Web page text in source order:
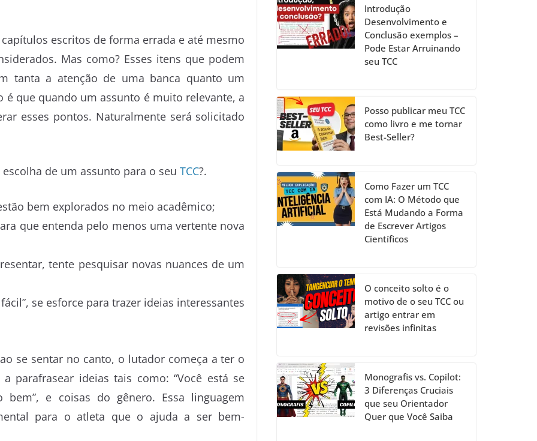
escritos de forma errada e até mesmo
Mas como? Esses itens que podem
tanta a atenção de uma banca quanto um
é que quando um assunto é muito relevante, a
esses pontos. Naturalmente será solicitado
de um assunto para o seu TCC?.
bem explorados no meio acadêmico;
que entenda pelo menos uma vertente nova
tente pesquisar novas nuances de um
se esforce para trazer ideias interessantes
se sentar no canto, o lutador começa a ter o
parafrasear ideias tais como: “Você está se
bem”, e coisas do gênero. Essa linguagem
para o atleta que o ajuda a ser bem-
a
n
n
el
Introdução
Desenvolvimento e
Conclusão exemplos –
Pode Estar Arruinando
seu TCC
Posso publicar meu TCC
como livro e me tornar
Best-Seller?
Como Fazer um TCC
com IA: O Método que
Está Mudando a Forma
de Escrever Artigos
Científicos
O conceito solto é o
motivo de o seu TCC ou
artigo entrar em
revisões infinitas
Monografis vs. Copilot:
3 Diferenças Cruciais
que seu Orientador
Quer que Você Saiba